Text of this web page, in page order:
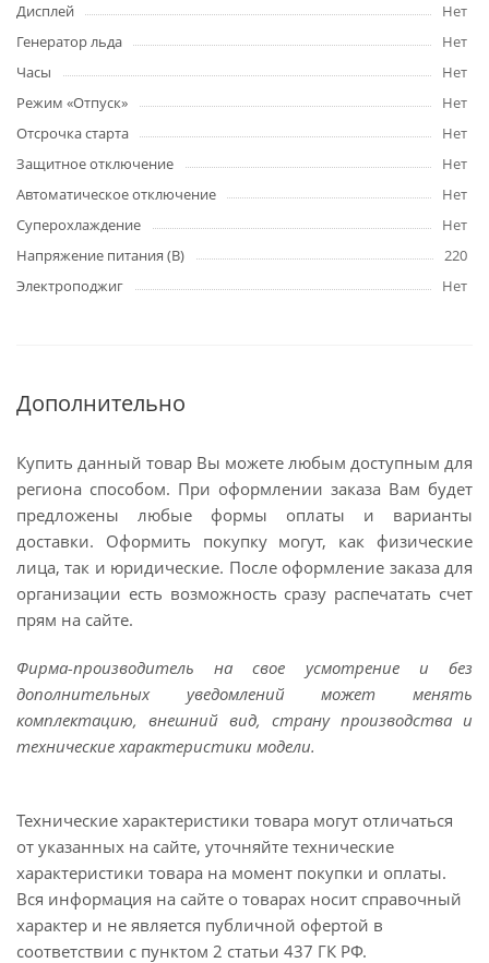
Дисплей
Нет
Генератор льда
Нет
Часы
Нет
Режим «Отпуск»
Нет
Отсрочка старта
Нет
Защитное отключение
Нет
Автоматическое отключение
Нет
Суперохлаждение
Нет
Напряжение питания (В)
220
Электроподжиг
Нет
Дополнительно
Купить данный товар Вы можете любым доступным для
региона способом. При оформлении заказа Вам будет
предложены любые формы оплаты и варианты
доставки. Оформить покупку могут, как физические
лица, так и юридические. После оформление заказа для
организации есть возможность сразу распечатать счет
прям на сайте.
Фирма-производитель на свое усмотрение и без
дополнительных уведомлений может менять
комплектацию, внешний вид, страну производства и
технические характеристики модели.
Технические характеристики товара могут отличаться
от указанных на сайте, уточняйте технические
характеристики товара на момент покупки и оплаты.
Вся информация на сайте о товарах носит справочный
характер и не является публичной офертой в
соответствии с пунктом 2 статьи 437 ГК РФ.